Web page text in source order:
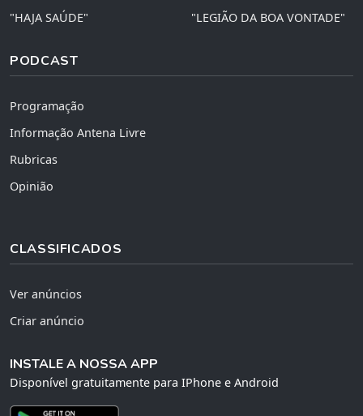
"HAJA SAÚDE" "LEGIÃO DA BOA VONTADE"
PODCAST
Programação
Informação Antena Livre
Rubricas
Opinião
CLASSIFICADOS
Ver anúncios
Criar anúncio
INSTALE A NOSSA APP
Disponível gratuitamente para IPhone e Android